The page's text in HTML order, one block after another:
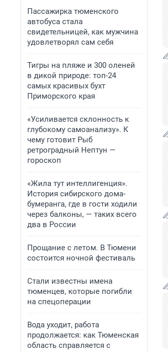
Пассажирка тюменского
автобуса стала
свидетельницей, как мужчина
удовлетворял сам себя
Тигры на пляже и 300 оленей
в дикой природе: топ-24
самых красивых бухт
Приморского края
«Усиливается склонность к
глубокому самоанализу». К
чему готовит Рыб
ретроградный Нептун —
гороскоп
«Жила тут интеллигенция».
История сибирского дома-
бумеранга, где в гости ходили
через балконы, — таких всего
два в России
Прощание с летом. В Тюмени
состоится ночной фестиваль
Стали известны имена
тюменцев, которые погибли
на спецоперации
Вода уходит, работа
продолжается: как Тюменская
область справляется с